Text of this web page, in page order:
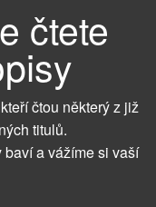
čtete
čtou některý z již
titulů.
a vážíme si vaší